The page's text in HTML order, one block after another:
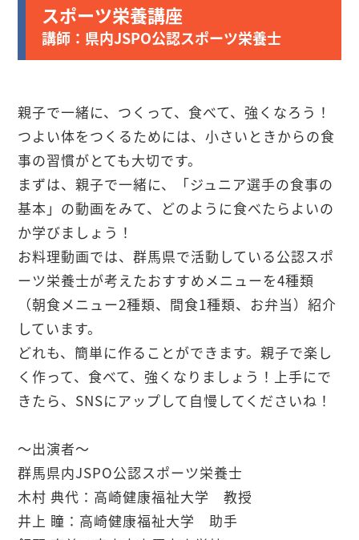
スポーツ栄養講座
講師：県内JSPO公認スポーツ栄養士
親子で一緒に、つくって、食べて、強くなろう！
つよい体をつくるためには、小さいときからの食
事の習慣がとても大切です。
まずは、親子で一緒に、「ジュニア選手の食事の
基本」の動画をみて、どのように食べたらよいの
か学びましょう！
お料理動画では、群馬県で活動している公認スポ
ーツ栄養士が考えたおすすめメニューを4種類
（朝食メニュー2種類、間食1種類、お弁当）紹介
しています。
どれも、簡単に作ることができます。親子で楽し
く作って、食べて、強くなりましょう！上手にで
きたら、SNSにアップして自慢してくださいね！
～出演者～
群馬県内JSPO公認スポーツ栄養士
木村 典代：高崎健康福祉大学 教授
井上 瞳：高崎健康福祉大学 助手